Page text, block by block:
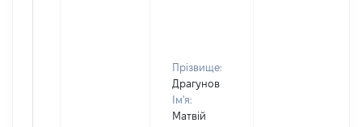
Прізвище:
Драгунов
Ім'я:
Матвій